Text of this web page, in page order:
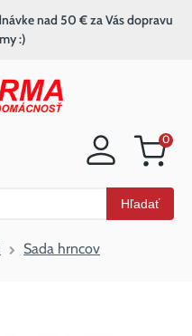
Nákupný
0
Hľadať
nad 50 € za Vás dopravu
:)
Sada hrncov